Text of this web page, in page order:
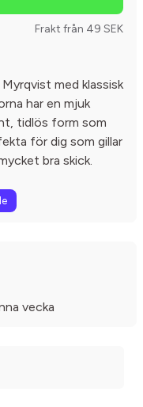
Frakt från 49 SEK
med klassisk
har en mjuk
tidlös form som
för dig som gillar
bra skick.
vecka